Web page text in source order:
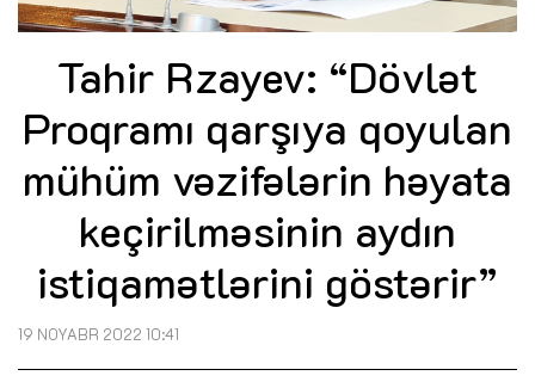
Tahir Rzayev: “Dövlət
Proqramı qarşıya qoyulan
mühüm vəzifələrin həyata
keçirilməsinin aydın
istiqamətlərini göstərir”
19 NOYABR 2022 10:41